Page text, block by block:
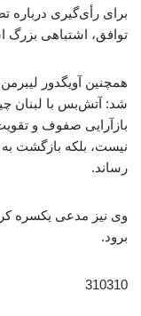
برای رأی‌گیری درباره
توافق، اشتباهی
همچنین آویگدور
شد: آتش‌بس با لبنان
بازآرایی صفوف و
نیست، بلکه بازگشت
رساند.
وی نیز مدعی یکسره‌
برود.
310310